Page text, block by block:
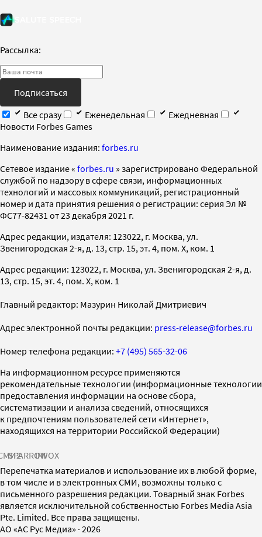
Рассылка:
Подписаться
Все сразу
Еженедельная
Ежедневная
Новости Forbes Games
Наименование издания: forbes.ru
Cетевое издание « forbes.ru » зарегистрировано Федеральной
службой по надзору в сфере связи, информационных
технологий и массовых коммуникаций, регистрационный
номер и дата принятия решения о регистрации: серия Эл №
ФС77-82431 от 23 декабря 2021 г.
Адрес редакции, издателя: 123022, г. Москва, ул.
Звенигородская 2-я, д. 13, стр. 15, эт. 4, пом. X, ком. 1
Адрес редакции: 123022, г. Москва, ул. Звенигородская 2-я, д.
13, стр. 15, эт. 4, пом. X, ком. 1
Главный редактор: Мазурин Николай Дмитриевич
Адрес электронной почты редакции: press-release@forbes.ru
Номер телефона редакции: +7 (495) 565-32-06
На информационном ресурсе применяются
рекомендательные технологии (информационные технологии
предоставления информации на основе сбора,
систематизации и анализа сведений, относящихся
к предпочтениям пользователей сети «Интернет»,
находящихся на территории Российской Федерации)
SPARROWINFOX
Перепечатка материалов и использование их в любой форме,
в том числе и в электронных СМИ, возможны только с
письменного разрешения редакции. Товарный знак Forbes
является исключительной собственностью Forbes Media Asia
Pte. Limited. Все права защищены.
AO «АС Рус Медиа» · 2026